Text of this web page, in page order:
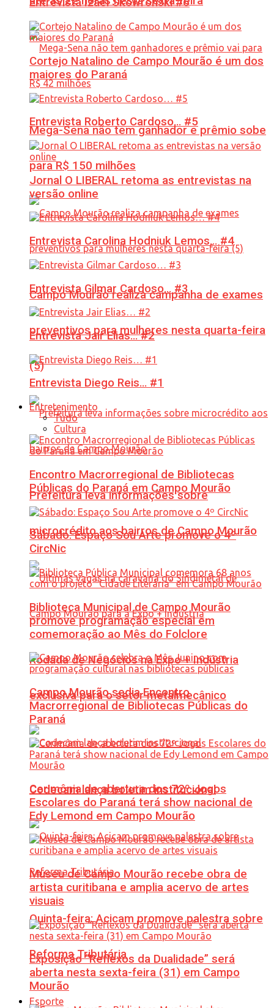
Mega-Sena não tem ganhador e prêmio sobe
para R$ 150 milhões
Campo Mourão realiza campanha de exames
preventivos para mulheres nesta quarta-feira
(5)
Prefeitura leva informações sobre
microcrédito aos bairros de Campo Mourão
Rodada de Negócios na Expo + Indústria
exclusiva para o setor metalmecânico
Codecam lança boletim institucional
Quinta-feira: Acicam promove palestra sobre
Reforma Tributária
Esporte
Cortejo Natalino de Campo Mourão é um dos
maiores do Paraná
Entrevista Roberto Cardoso… #5
Jornal O LIBERAL retoma as entrevistas na
versão online
Entrevista Carolina Hodniuk Lemos… #4
Entrevista Gilmar Cardoso… #3
Entrevista Jair Elias… #2
Entrevista Diego Reis… #1
Entretenimento
Tudo
Cultura
Encontro Macrorregional de Bibliotecas
Públicas do Paraná em Campo Mourão
Sábado: Espaço Sou Arte promove o 4º
CircNic
Biblioteca Municipal de Campo Mourão
promove programação especial em
comemoração ao Mês do Folclore
Campo Mourão sedia Encontro
Macrorregional de Bibliotecas Públicas do
Paraná
Cerimônia de abertura dos 72º Jogos
Escolares do Paraná terá show nacional de
Edy Lemond em Campo Mourão
Museu de Campo Mourão recebe obra de
artista curitibana e amplia acervo de artes
visuais
Exposição “Reflexos da Dualidade” será
aberta nesta sexta-feira (31) em Campo
Mourão